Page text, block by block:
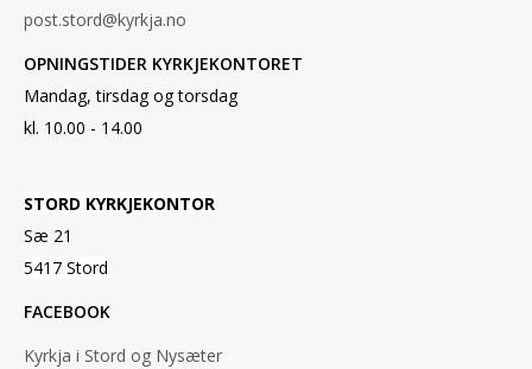
post.stord@kyrkja.no
OPNINGSTIDER KYRKJEKONTORET
Mandag, tirsdag og torsdag
kl. 10.00 - 14.00
STORD KYRKJEKONTOR
Sæ 21
5417 Stord
FACEBOOK
Kyrkja i Stord og Nysæter